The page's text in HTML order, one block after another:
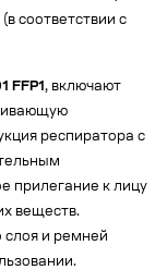
соответствии с
FFP1, включают
респиратора с
прилегание к лицу
веществ.
слоя и ремней